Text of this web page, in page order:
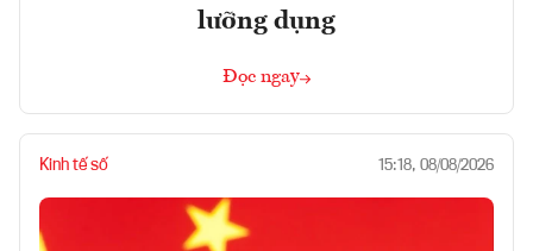
lưỡng dụng
Đọc ngay
Kinh tế số 15:18, 08/08/2026